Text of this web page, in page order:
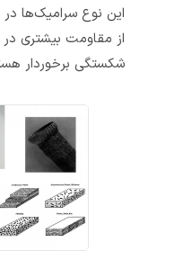
این نوع سرامیک‌ها در مقایسه
از مقاومت بیشتری در برابر
شکستگی برخوردار هستند.